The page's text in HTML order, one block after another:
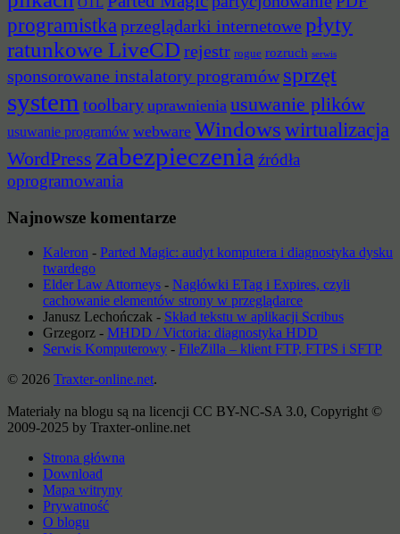
OTL
programistkaprzeglądarki internetowe płyty
ratunkowe LiveCD rejestr rogue rozruch serwis
sponsorowane instalatory programów sprzęt
system toolbary uprawnienia usuwanie plików
usuwanie programów webware Windowswirtualizacja
WordPress zabezpieczeniaźródła
oprogramowania
Najnowsze komentarze
Kaleron - Parted Magic: audyt komputera i diagnostyka dysku
twardego
Elder Law Attorneys - Nagłówki ETag i Expires, czyli
cachowanie elementów strony w przeglądarce
Janusz Lechończak - Skład tekstu w aplikacji Scribus
Grzegorz - MHDD / Victoria: diagnostyka HDD
Serwis Komputerowy - FileZilla – klient FTP, FTPS i SFTP
© 2026 Traxter-online.net.
Materiały na blogu są na licencji CC BY-NC-SA 3.0, Copyright ©
2009-2025 by Traxter-online.net
Strona główna
Download
Mapa witryny
Prywatność
O blogu